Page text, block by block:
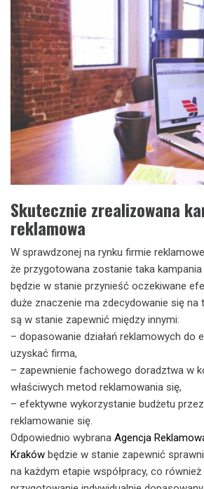
Skutecznie zrealizowana
reklamowa
W sprawdzonej na rynku firmie
że przygotowana zostanie taka
będzie w stanie przynieść oczekiwane
duże znaczenie ma zdecydowanie się na
są w stanie zapewnić między innymi:
– dopasowanie działań reklamowych do
uzyskać firma,
– zapewnienie fachowego doradztwa w
właściwych metod reklamowania się,
– efektywne wykorzystanie budżetu
reklamowanie się.
Odpowiednio wybrana Agencja
Kraków będzie w stanie zapewnić
na każdym etapie współpracy, co